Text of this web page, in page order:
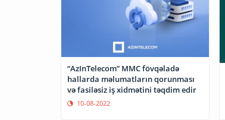
“AzInTelecom” MMC fövqəladə
hallarda məlumatların qorunması
və fasiləsiz iş xidmətini təqdim edir
10-08-2022